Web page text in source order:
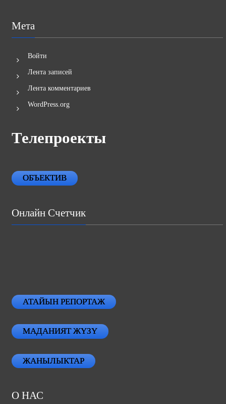
Мета
Войти
Лента записей
Лента комментариев
WordPress.org
Телепроекты
ОБЪЕКТИВ
Онлайн Счетчик
АТАЙЫН РЕПОРТАЖ
МАДАНИЯТ ЖҮЗҮ
ЖАНЫЛЫКТАР
О НАС